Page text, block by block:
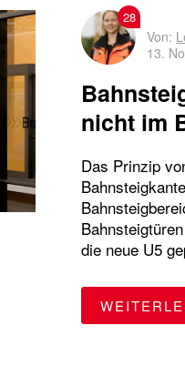
nicht im
28
Von:
13.
Das Prinzip
die neue U5